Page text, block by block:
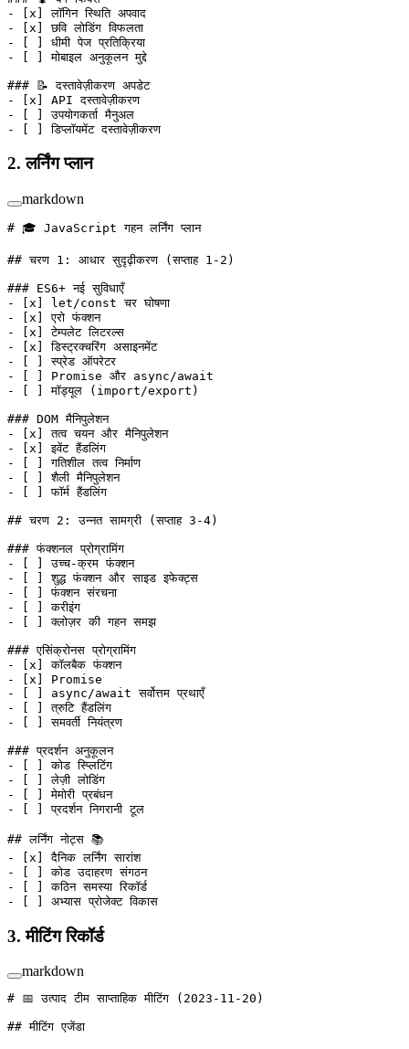
-
[ x ] लॉगिन स्थिति अपवाद
-
[ x ] छवि लोडिंग विफलता
-
[ ] धीमी पेज प्रतिक्रिया
-
[ ] मोबाइल अनुकूलन मुद्दे
### 📝 दस्तावेज़ीकरण अपडेट
-
[ x ] API दस्तावेज़ीकरण
-
[ ] उपयोगकर्ता मैनुअल
-
[ ] डिप्लॉयमेंट दस्तावेज़ीकरण
2. लर्निंग प्लान
markdown
# 🎓 JavaScript गहन लर्निंग प्लान
## चरण 1: आधार सुदृढ़ीकरण (सप्ताह 1-2)
### ES6+ नई सुविधाएँ
-
x ] let/const चर घोषणा
-
x ] एरो फंक्शन
-
x ] टेम्पलेट लिटरल्स
-
x ] डिस्ट्रक्चरिंग असाइनमेंट
-
[ ] स्प्रेड ऑपरेटर
-
[ ] Promise और async/await
-
[ ] मॉड्यूल (import/export)
### DOM मैनिपुलेशन
-
x ] तत्व चयन और मैनिपुलेशन
-
x ] इवेंट हैंडलिंग
-
[ ] गतिशील तत्व निर्माण
-
[ ] शैली मैनिपुलेशन
-
[ ] फॉर्म हैंडलिंग
## चरण 2: उन्नत सामग्री (सप्ताह 3-4)
### फंक्शनल प्रोग्रामिंग
-
[ ] उच्च-क्रम फंक्शन
-
[ ] शुद्ध फंक्शन और साइड इफेक्ट्स
-
[ ] फंक्शन संरचना
-
[ ] करीइंग
-
[ ] क्लोज़र की गहन समझ
### एसिंक्रोनस प्रोग्रामिंग
-
x ] कॉलबैक फंक्शन
-
x ] Promise
-
[ ] async/await सर्वोत्तम प्रथाएँ
-
[ ] त्रुटि हैंडलिंग
-
[ ] समवर्ती नियंत्रण
### प्रदर्शन अनुकूलन
-
[ ] कोड स्प्लिटिंग
-
[ ] लेज़ी लोडिंग
-
[ ] मेमोरी प्रबंधन
-
[ ] प्रदर्शन निगरानी टूल
## लर्निंग नोट्स 📚
-
x ] दैनिक लर्निंग सारांश
-
[ ] कोड उदाहरण संगठन
-
[ ] कठिन समस्या रिकॉर्ड
-
[ ] अभ्यास प्रोजेक्ट विकास
3. मीटिंग रिकॉर्ड
markdown
# 📅 उत्पाद टीम साप्ताहिक मीटिंग (2023-11-20)
## मीटिंग एजेंडा